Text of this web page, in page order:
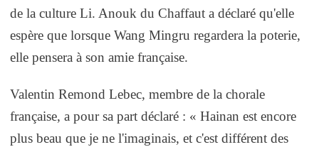
de la culture Li. Anouk du Chaffaut a déclaré qu'elle
espère que lorsque Wang Mingru regardera la poterie,
elle pensera à son amie française.
Valentin Remond Lebec, membre de la chorale
française, a pour sa part déclaré : « Hainan est encore
plus beau que je ne l'imaginais, et c'est différent des